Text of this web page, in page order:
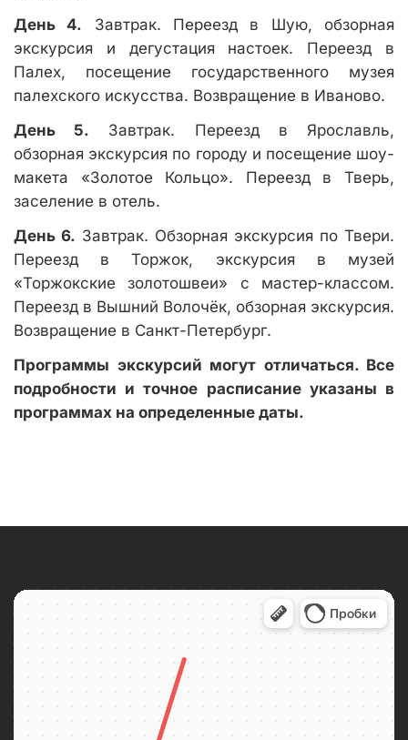
День 4. Завтрак. Переезд в Шую, обзорная
экскурсия и дегустация настоек. Переезд в
Палех, посещение государственного музея
палехского искусства. Возвращение в Иваново.
День 5. Завтрак. Переезд в Ярославль,
обзорная экскурсия по городу и посещение шоу-
макета «Золотое Кольцо». Переезд в Тверь,
заселение в отель.
День 6. Завтрак. Обзорная экскурсия по Твери.
Переезд в Торжок, экскурсия в музей
«Торжокские золотошвеи» с мастер-классом.
Переезд в Вышний Волочёк, обзорная экскурсия.
Возвращение в Санкт-Петербург.
Программы экскурсий могут отличаться. Все
подробности и точное расписание указаны в
программах на определенные даты.